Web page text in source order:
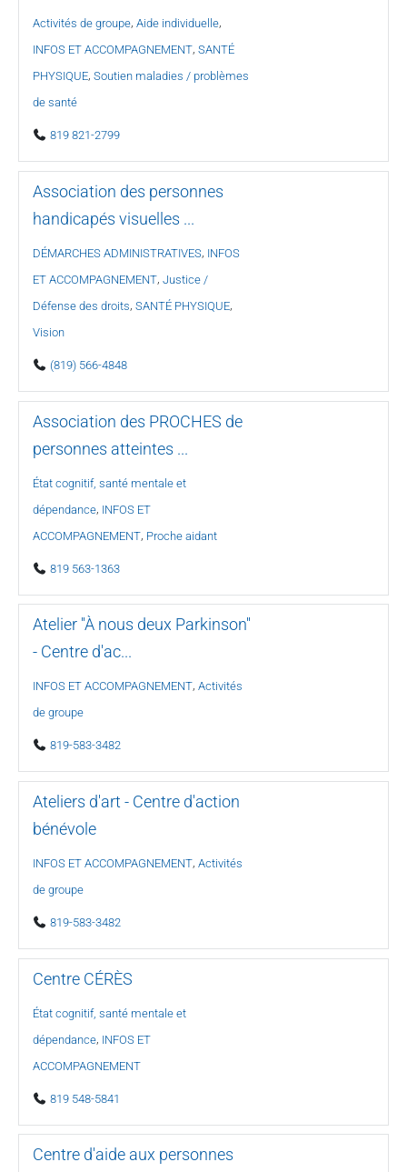
Activités de groupe, Aide individuelle,
INFOS ET ACCOMPAGNEMENT, SANTÉ
PHYSIQUE, Soutien maladies / problèmes
de santé
819 821-2799
Association des personnes
handicapés visuelles ...
DÉMARCHES ADMINISTRATIVES, INFOS
ET ACCOMPAGNEMENT, Justice /
Défense des droits, SANTÉ PHYSIQUE,
Vision
(819) 566-4848
Association des PROCHES de
personnes atteintes ...
État cognitif, santé mentale et
dépendance, INFOS ET
ACCOMPAGNEMENT, Proche aidant
819 563-1363
Atelier ''À nous deux Parkinson''
- Centre d'ac...
INFOS ET ACCOMPAGNEMENT, Activités
de groupe
819-583-3482
Ateliers d'art - Centre d'action
bénévole
INFOS ET ACCOMPAGNEMENT, Activités
de groupe
819-583-3482
Centre CÉRÈS
État cognitif, santé mentale et
dépendance, INFOS ET
ACCOMPAGNEMENT
819 548-5841
Centre d'aide aux personnes